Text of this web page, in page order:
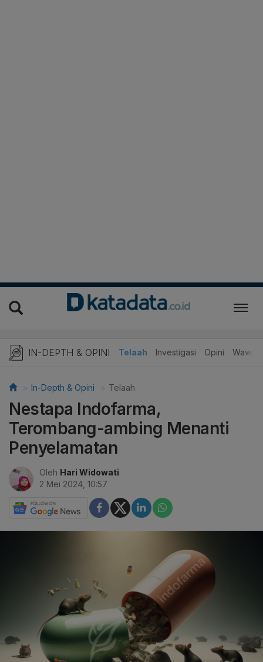
IN-DEPTH & OPINI Telaah Investigasi Opini
In-Depth & Opini Telaah
Nestapa Indofarma,
Terombang-ambing Menanti
Penyelamatan
Oleh Hari Widowati
2 Mei 2024, 10:57